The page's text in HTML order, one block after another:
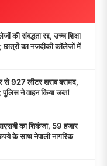
की संबद्धता रद्द, उच्च शिक्षा
छात्रों का नजदीकी कॉलेजों में
927 लीटर शराब बरामद,
पुलिस ने वाहन किया जब्त!
का शिकंजा, 59 हजार
के साथ नेपाली नागरिक